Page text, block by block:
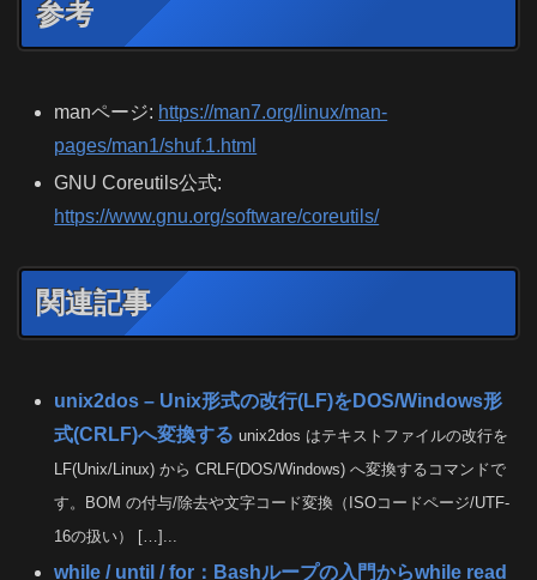
参考
manページ: https://man7.org/linux/man-
pages/man1/shuf.1.html
GNU Coreutils公式:
https://www.gnu.org/software/coreutils/
関連記事
unix2dos – Unix形式の改行(LF)をDOS/Windows形
式(CRLF)へ変換する unix2dos はテキストファイルの改行を
LF(Unix/Linux) から CRLF(DOS/Windows) へ変換するコマンドで
す。BOM の付与/除去や文字コード変換（ISOコードページ/UTF-
16の扱い） […]...
while / until / for：Bashループの入門からwhile read